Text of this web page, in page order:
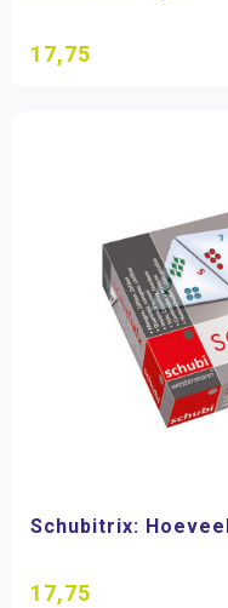
17,75
Schubitrix:
17,75